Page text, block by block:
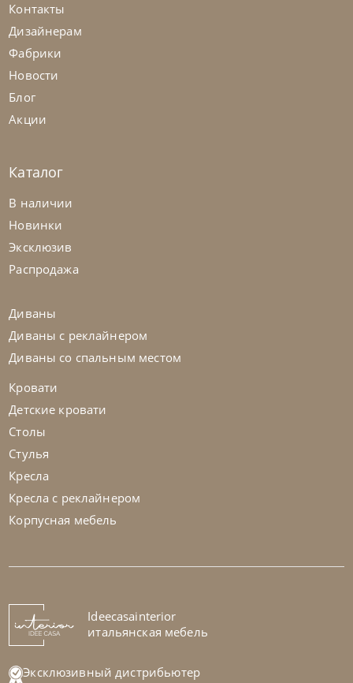
На заказ
Комод Capitol
На заказ 45-90 дн
Контакты
Дизайнерам
Фабрики
Новости
Блог
Акции
Каталог
В наличии
Новинки
Эксклюзив
Распродажа
Диваны
Диваны с реклайнером
Диваны со спальным местом
Кровати
Детские кровати
Столы
Стулья
Кресла
Кресла с реклайнером
Корпусная мебель
Ideecasainterior
итальянская мебель
Эксклюзивный дистрибьютер